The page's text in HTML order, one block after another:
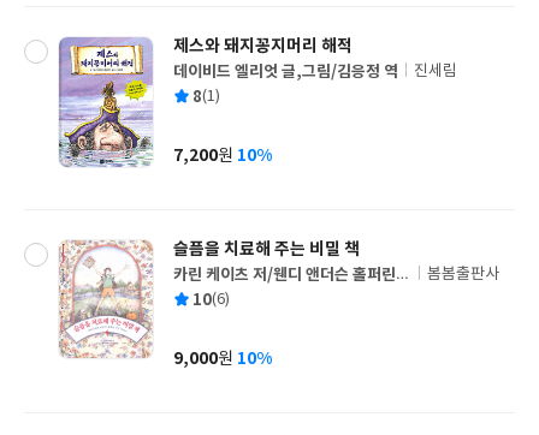
제스와 돼지꽁지머리 해적
글
쓴
데이비드 엘리엇 글,그림/김응정 역
출
사
진세림
평 8(1)
가
7,200원 10%
슬픔을 치료해 주는 비밀 책
글
쓴
카린 케이츠 저/웬디 앤더슨 홀퍼린
그림/조국현 역
출
사
봄봄출판사
평 10(6)
가
9,000원 10%